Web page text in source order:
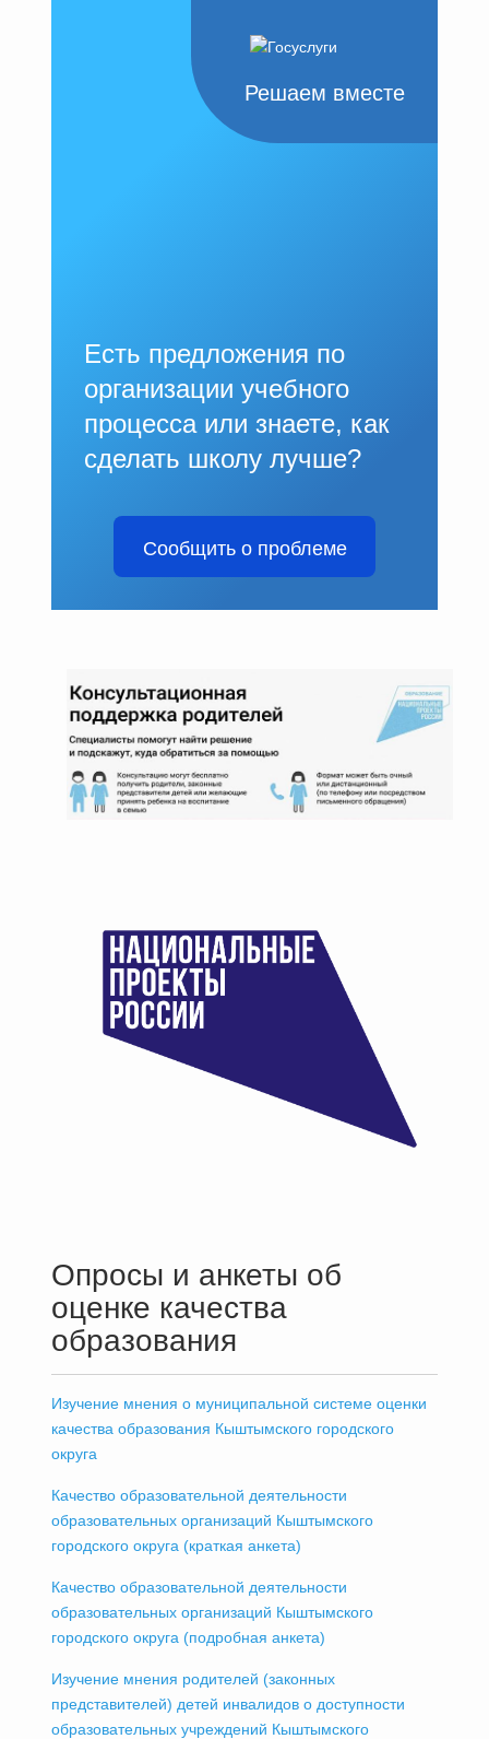
Решаем вместе
Есть предложения по
организации учебного
процесса или знаете, как
сделать школу лучше?
Сообщить о проблеме
Опросы и анкеты об
оценке качества
образования
Изучение мнения о муниципальной системе оценки
качества образования Кыштымского городского
округа
Качество образовательной деятельности
образовательных организаций Кыштымского
городского округа (краткая анкета)
Качество образовательной деятельности
образовательных организаций Кыштымского
городского округа (подробная анкета)
Изучение мнения родителей (законных
представителей) детей инвалидов о доступности
образовательных учреждений Кыштымского